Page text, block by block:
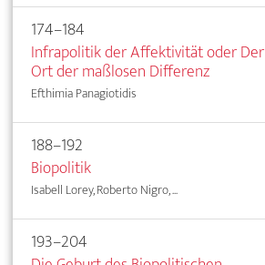
174–184
Infrapolitik der Affektivität oder Der
Ort der maßlosen Differenz
Efthimia Panagiotidis
188–192
Biopolitik
Isabell Lorey, Roberto Nigro, ...
193–204